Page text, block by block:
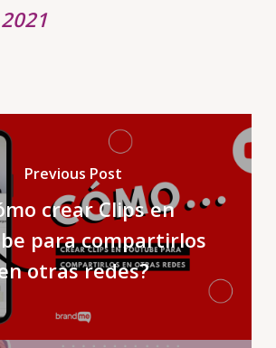
Previous Post
crear Clips en
para compartirlos
otras redes?